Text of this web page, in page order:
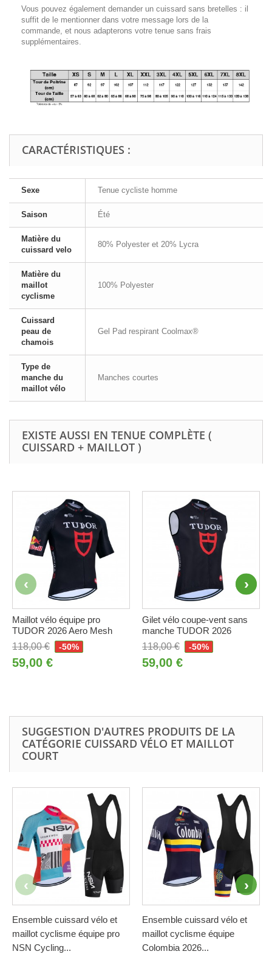
Vous pouvez également demander un cuissard sans bretelles : il
suffit de le mentionner dans votre message lors de la
commande, et nous adapterons votre tenue sans frais
supplémentaires.
CARACTÉRISTIQUES :
Sexe Tenue cycliste homme
Saison Été
Matière du
cuissard velo
80% Polyester et 20% Lycra
Matière du
maillot
cyclisme
100% Polyester
Cuissard
peau de
chamois
Gel Pad respirant Coolmax®
Type de
manche du
maillot vélo
Manches courtes
EXISTE AUSSI EN TENUE COMPLÈTE (
CUISSARD + MAILLOT )
Maillot vélo équipe pro
TUDOR 2026 Aero Mesh
118,00 €
-50%
59,00 €
Gilet vélo coupe-vent sans
manche TUDOR 2026
118,00 €
-50%
59,00 €
SUGGESTION D'AUTRES PRODUITS DE LA
CATÉGORIE CUISSARD VÉLO ET MAILLOT
COURT
Ensemble cuissard vélo et
maillot cyclisme équipe pro
NSN Cycling...
Ensemble cuissard vélo et
maillot cyclisme équipe
Colombia 2026...